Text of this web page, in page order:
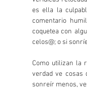
es ella la
comentario
coquetea con
celos@; o si
Como utilizan la
verdad ve cosas
sonreír menos,